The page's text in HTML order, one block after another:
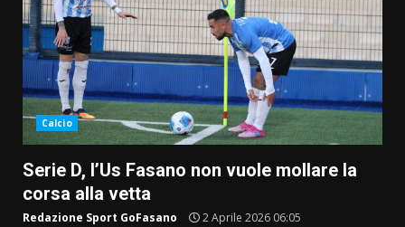
Calcio
Serie D, l’Us Fasano non vuole mollare la
corsa alla vetta
Redazione Sport GoFasano 2 Aprile 2026 06:05